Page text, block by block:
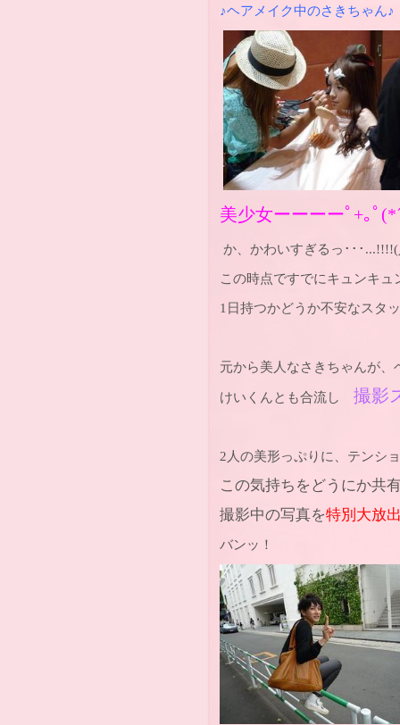
♪ヘアメイク中のさきちゃん♪
美少女ーーーーﾟ +｡ﾟ
か、かわいすぎるっ･･･...!!!!(
この時点ですでにキュンキュ
1日持つかどうか不安なスタ
元から美人なさきちゃんが
けいくんとも合流し 撮影
2人の美形っぷりに、テンシ
この気持ちをどうにか共
撮影中の写真を特別大放
バンッ！